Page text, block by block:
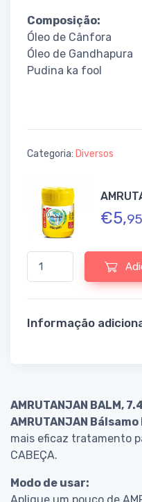
Composição:
Óleo de Cânfora
Óleo de Gandhapura
Pudina ka fool
Categoria: Diversos
€5,95
Quantidade de
Informação
AMRUTANJAN BALM,
AMRUTANJAN Bálsamo
mais eficaz tratamento
CABEÇA.
Modo de usar: